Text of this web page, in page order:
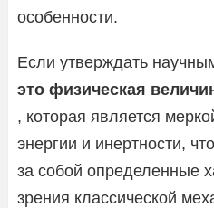
особенности.
Если утверждать
это физическая
, которая является
энергии и инертности,
за собой определенные
зрения классической